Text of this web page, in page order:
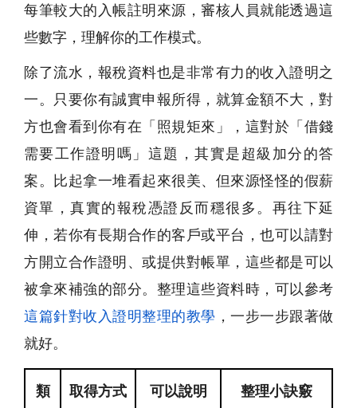
每筆較大的入帳註明來源，審核人員就能透過這
些數字，理解你的工作模式。
除了流水，報稅資料也是非常有力的收入證明之
一。只要你有誠實申報所得，就算金額不大，對
方也會看到你有在「照規矩來」，這對於「借錢
需要工作證明嗎」這題，其實是超級加分的答
案。比起拿一堆看起來很美、但來源怪怪的假薪
資單，真實的報稅憑證反而穩很多。再往下延
伸，若你有長期合作的客戶或平台，也可以請對
方開立合作證明、或提供對帳單，這些都是可以
被拿來補強的部分。整理這些資料時，可以參考
這篇針對收入證明整理的教學 ，一步一步跟著做
就好。
類
取得方式
可以說明
整理小訣竅